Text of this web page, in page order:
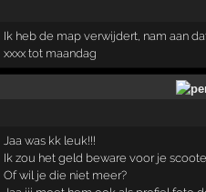
Ik heb de map verwijdert, nam aan
xxxx tot maandag
Jaa was kk leuk!!!
Ik zou het geld beware voor je
Of wil je die niet meer?